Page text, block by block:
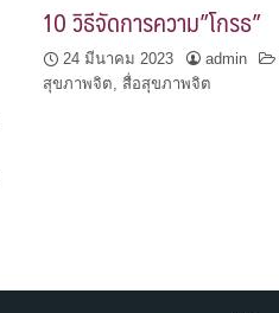
10 วิธีจัดการความ”โกรธ”
24 มีนาคม 2023 admin
สุขภาพจิต, สื่อสุขภาพจิต